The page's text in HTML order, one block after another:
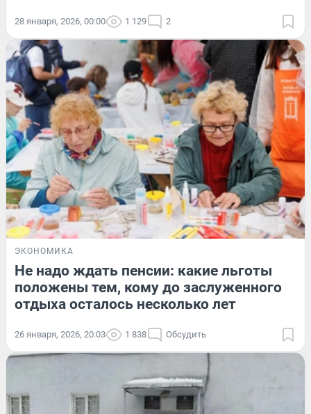
28 января, 2026, 00:00 1 129 2
ЭКОНОМИКА
Не надо ждать пенсии: какие льготы
положены тем, кому до заслуженного
отдыха осталось несколько лет
26 января, 2026, 20:03 1 838 Обсудить